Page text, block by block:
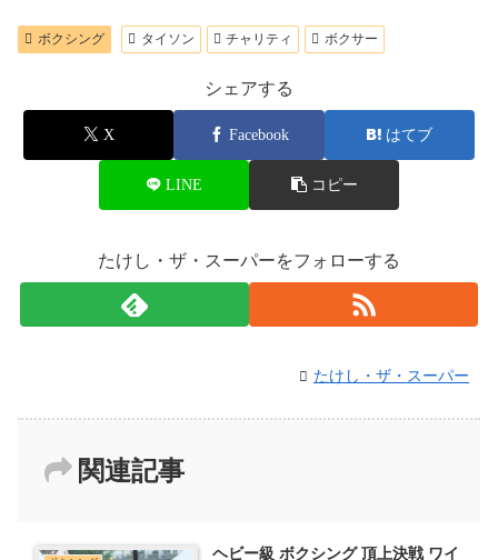
ボクシング タイソン チャリティ ボクサー
シェアする
X Facebook はてブ
LINE コピー
たけし・ザ・スーパーをフォローする
たけし・ザ・スーパー
関連記事
ヘビー級 ボクシング 頂上決戦 ワイ